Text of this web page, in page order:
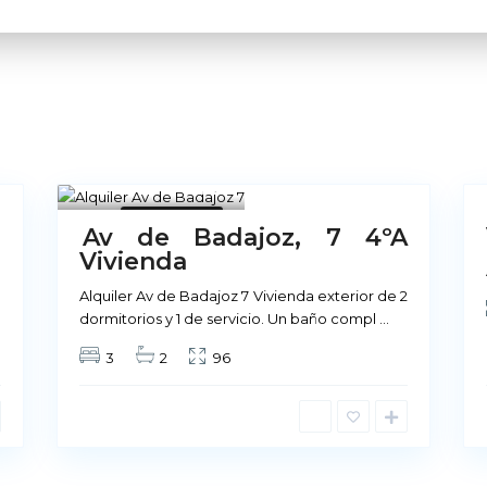
1
Av de Badajoz, 7 4ºA
Vivienda
Alquiler Av de Badajoz 7 Vivienda exterior de 2
dormitorios y 1 de servicio. Un baño compl ...
3 2 96
arrendamiento, existe